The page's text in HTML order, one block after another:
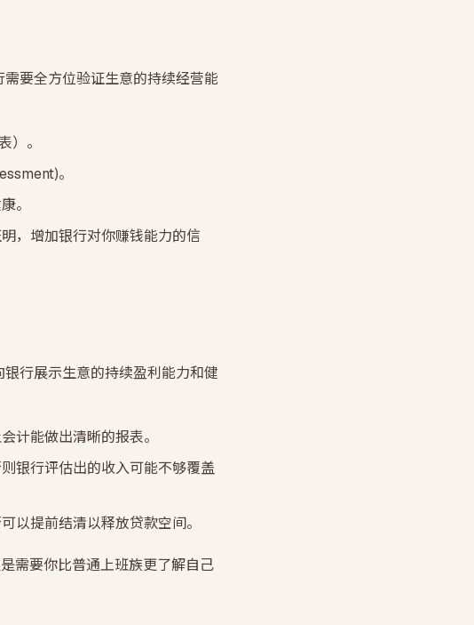
要全方位验证生意的持续经营能
）。
。
。
，增加银行对你赚钱能力的信
行展示生意的持续盈利能力和健
计能做出清晰的报表。
银行评估出的收入可能不够覆盖
以提前结清以释放贷款空间。
需要你比普通上班族更了解自己